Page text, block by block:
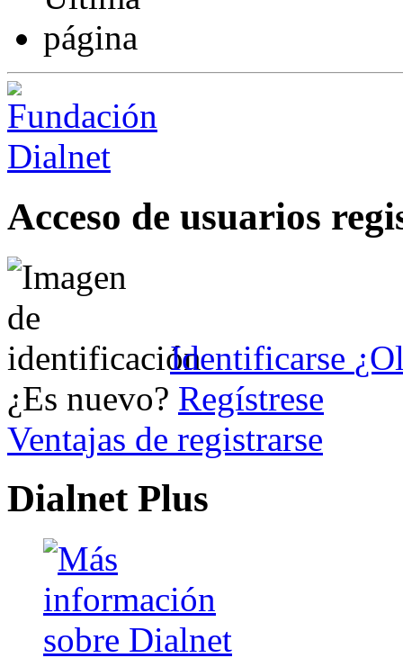
Acceso de usuarios
Identificarse
¿Es nuevo? Regístrese
Ventajas de registrarse
Dialnet Plus